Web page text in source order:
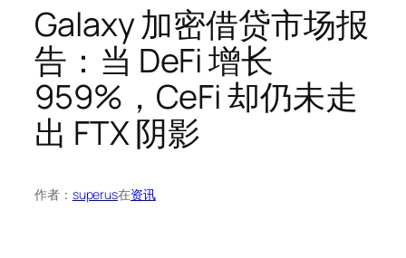
Galaxy 加密借贷市场报
告：当 DeFi 增长
959%，CeFi 却仍未走
出 FTX 阴影
作者： superus在资讯